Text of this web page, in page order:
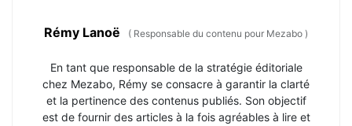
Rémy Lanoë ( Responsable du contenu pour Mezabo )
En tant que responsable de la stratégie éditoriale
chez Mezabo, Rémy se consacre à garantir la clarté
et la pertinence des contenus publiés. Son objectif
est de fournir des articles à la fois agréables à lire et